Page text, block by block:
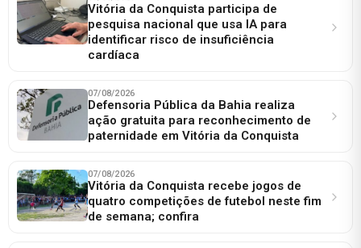
Vitória da Conquista participa de
pesquisa nacional que usa IA para
identificar risco de insuficiência
cardíaca
07/08/2026
Defensoria Pública da Bahia realiza
ação gratuita para reconhecimento de
paternidade em Vitória da Conquista
07/08/2026
Vitória da Conquista recebe jogos de
quatro competições de futebol neste fim
de semana; confira